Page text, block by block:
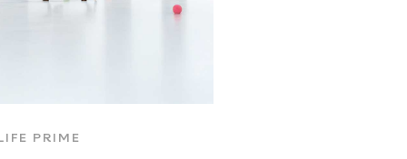
PRIME